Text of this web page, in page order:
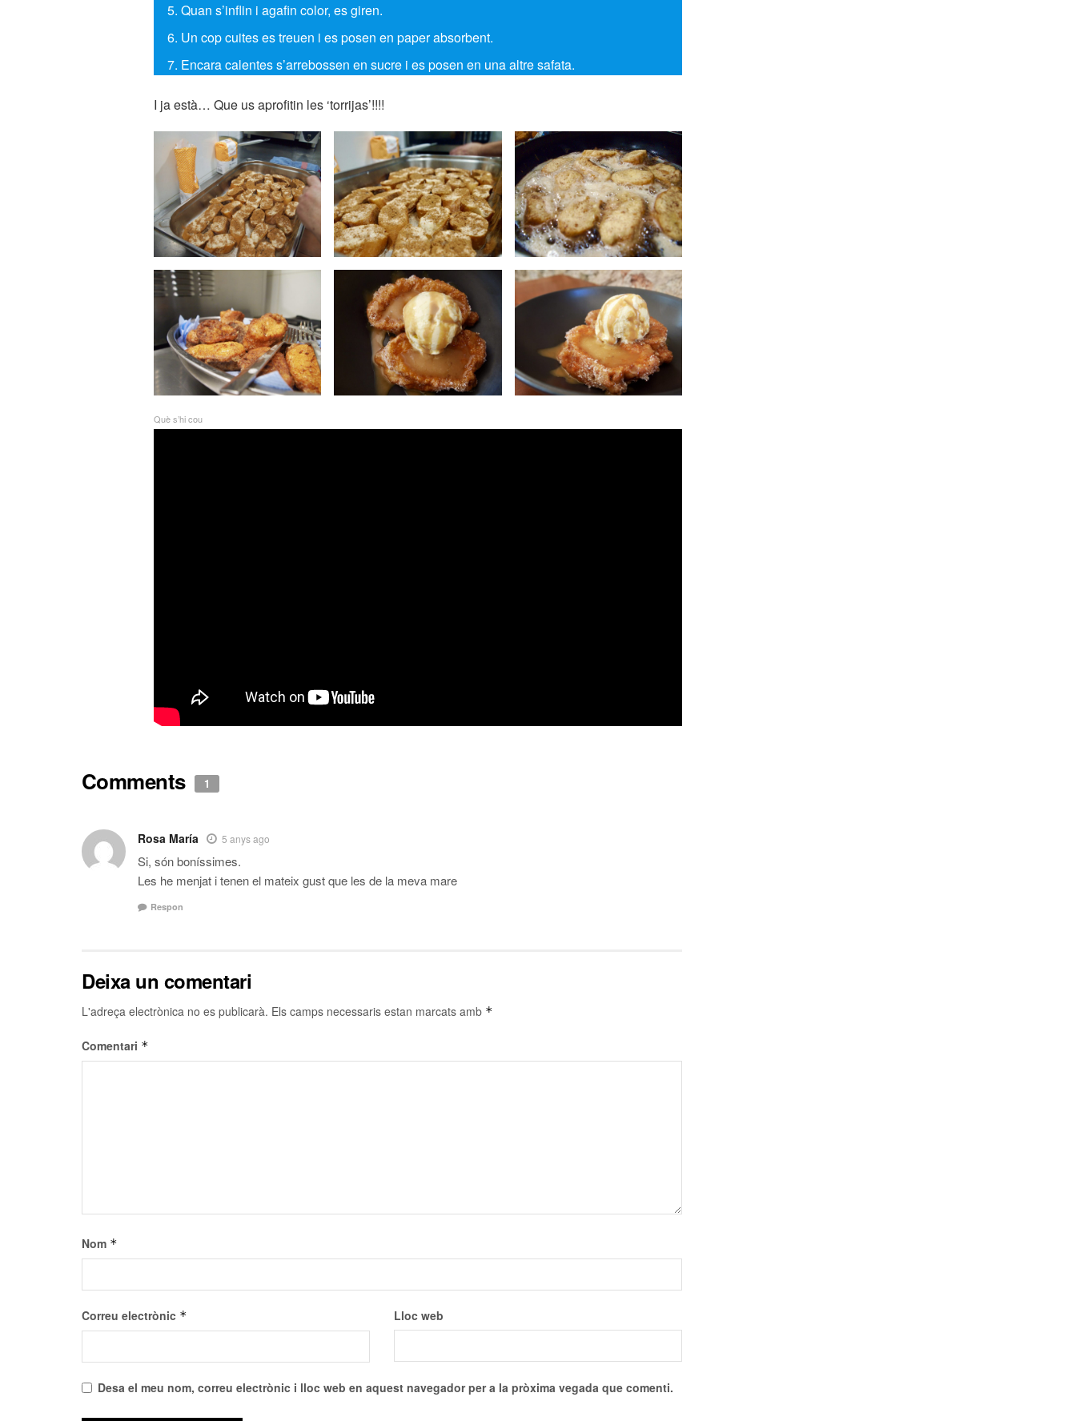
Quan s’inflin i agafin color, es giren.
Un cop cuites es treuen i es posen en paper absorbent.
Encara calentes s’arrebossen en sucre i es posen en una altre safata.
I ja està… Que us aprofitin les ‘torrijas’!!!!
Què s’hi cou
Comments 1
Rosa María 5 anys ago
Si, són boníssimes.
Les he menjat i tenen el mateix gust que les de la meva mare
Respon
Deixa un comentari
L'adreça electrònica no es publicarà. Els camps necessaris estan marcats amb *
Comentari *
Nom *
Correu electrònic * Lloc web
Desa el meu nom, correu electrònic i lloc web en aquest navegador per a la pròxima vegada que comenti.